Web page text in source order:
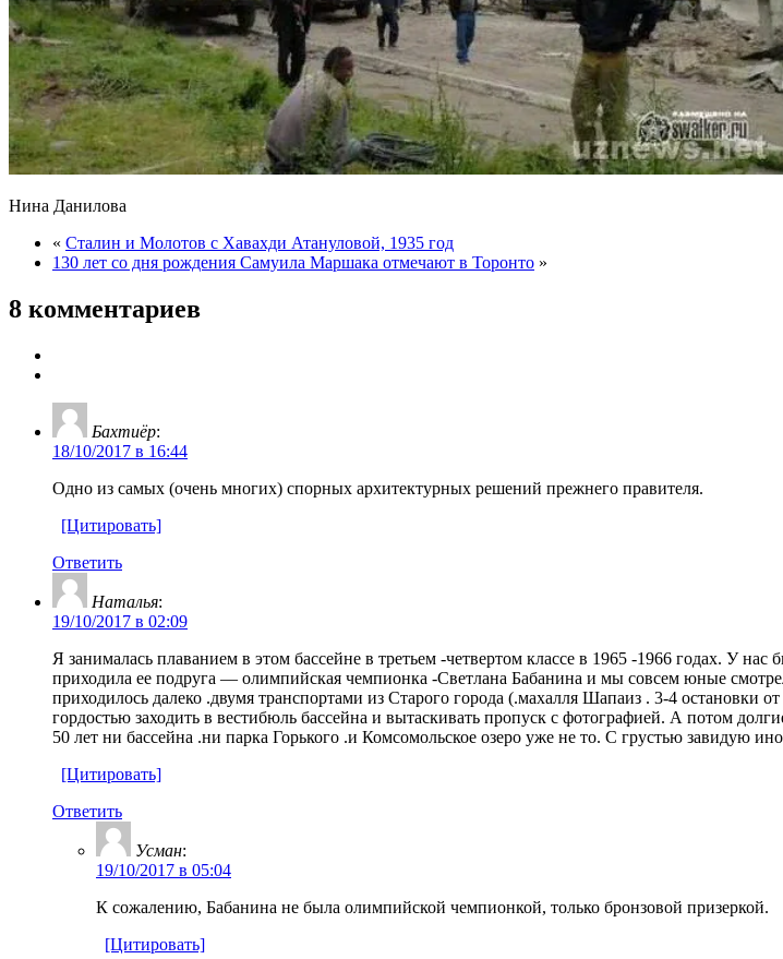
Нина Данилова
« Сталин и Молотов с Хавахди Атануловой, 1935 год
130 лет со дня рождения Самуила Маршака отмечают в Торонто »
8 комментариев
Бахтиёр:
18/10/2017 в 16:44
Одно из самых (очень многих) спорных архитектурных решений прежнего правителя.
[Цитировать]
Ответить
Наталья:
19/10/2017 в 02:09
Я занималась плаванием в этом бассейне в третьем -четвертом классе в 1965 -1966 годах. У
приходила ее подруга — олимпийская чемпионка -Светлана Бабанина и мы совсем юные
приходилось далеко .двумя транспортами из Старого города (.махалля Шапаиз . 3-4 остановки
гордостью заходить в вестибюль бассейна и вытаскивать пропуск с фотографией. А потом
50 лет ни бассейна .ни парка Горького .и Комсомольское озеро уже не то. С грустью завидую
[Цитировать]
Ответить
Усман:
19/10/2017 в 05:04
К сожалению, Бабанина не была олимпийской чемпионкой, только бронзовой призеркой.
[Цитировать]